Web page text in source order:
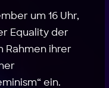
um 16 Uhr,
Equality der
Rahmen ihrer
ein.